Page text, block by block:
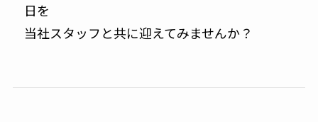
日を
当社スタッフと共に迎えてみませんか？